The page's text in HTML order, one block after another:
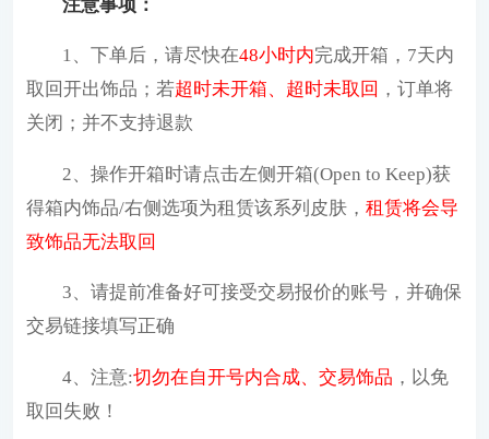
注意事项：
1、下单后，请尽快在48小时内完成开箱，7天内
取回开出饰品；若超时未开箱、超时未取回 ，订单将
关闭；并不支持退款
2、操作开箱时请点击左侧开箱(Open to Keep)获
得箱内饰品/右侧选项为租赁该系列皮肤， 租赁将会导
致饰品无法取回
3、请提前准备好可接受交易报价的账号，并确保
交易链接填写正确
4、注意:切勿在自开号内合成、交易饰品 ，以免
取回失败！